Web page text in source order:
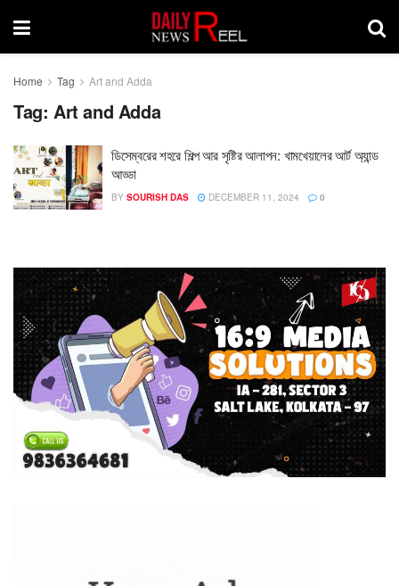
Home Tag Art and Adda
Tag: Art and Adda
ডিসেম্বরের শহরে শিল্প আর সৃষ্টির আলাপন: খামখেয়ালের আর্ট অ্যান্ড
আড্ডা
BY SOURISH DAS DECEMBER 11, 2024 0